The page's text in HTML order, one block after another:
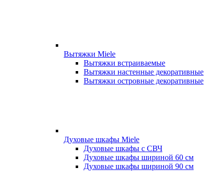
Вытяжки Miele
Вытяжки встраиваемые
Вытяжки настенные декоративные
Вытяжки островные декоративные
Духовые шкафы Miele
Духовые шкафы с СВЧ
Духовые шкафы шириной 60 см
Духовые шкафы шириной 90 см